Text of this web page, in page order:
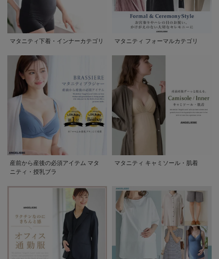
マタニティ下着・インナーカテゴリ マタニティ フォーマルカテゴリ
産前から産後の必須アイテム マタ
ニティ・授乳ブラ
マタニティ キャミソール・肌着